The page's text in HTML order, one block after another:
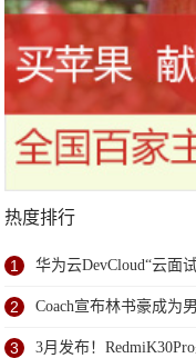
热度排行
1 华为云DevCloud“云面
2 Coach宣布林书豪成为
3 3月发布！